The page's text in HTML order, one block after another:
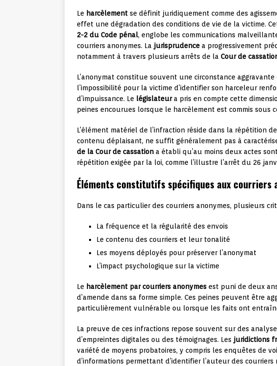
Le harcèlement se définit juridiquement comme des
effet une dégradation des conditions de vie de la victime.
2-2 du Code pénal, englobe les communications
courriers anonymes. La jurisprudence a progressivement
notamment à travers plusieurs arrêts de la Cour de
L’anonymat constitue souvent une circonstance
l’impossibilité pour la victime d’identifier son harceleur
d’impuissance. Le législateura pris en compte cette
peines encourues lorsque le harcèlement est commis sous
L’élément matériel de l’infraction réside dans la répétition
contenu déplaisant, ne suffit généralement pas à
de la Cour de cassation a établi qu’au moins deux actes
répétition exigée par la loi, comme l’illustre l’arrêt du 26
Éléments constitutifs spécifiques aux courriers
Dans le cas particulier des courriers anonymes, plusieurs
La fréquence et la régularité des envois
Le contenu des courriers et leur tonalité
Les moyens déployés pour préserver l’anonymat
L’impact psychologique sur la victime
Le harcèlement par courriers anonymes est puni de deux
d’amende dans sa forme simple. Ces peines peuvent être
particulièrement vulnérable ou lorsque les faits ont
La preuve de ces infractions repose souvent sur des
d’empreintes digitales ou des témoignages. Les juridictions
variété de moyens probatoires, y compris les enquêtes de
d’informations permettant d’identifier l’auteur des